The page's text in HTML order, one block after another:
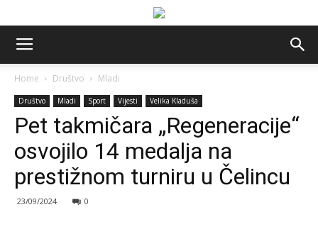
Home Društvo Mladi
Društvo Mladi Sport Vijesti Velika Kladuša
Pet takmičara „Regeneracije“
osvojilo 14 medalja na
prestižnom turniru u Čelincu
23/09/2024 0